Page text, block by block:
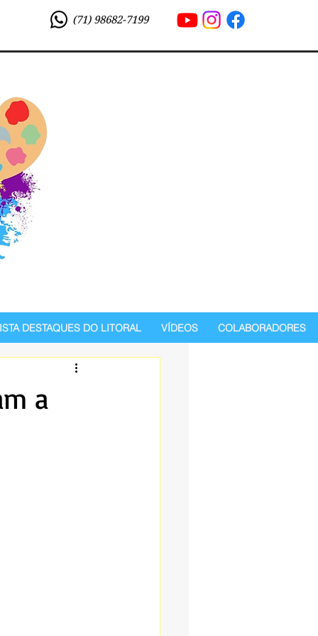
(71) 98682-7199
DESTAQUES DO LITORAL VÍDEOS COLABORADORES
a